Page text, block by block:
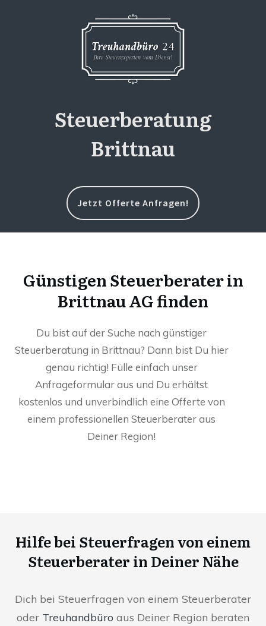
Steuerberatung
Brittnau
Jetzt Offerte Anfragen!
Günstigen Steuerberater in
Brittnau AG finden
Du bist auf der Suche nach günstiger
Steuerberatung in Brittnau? Dann bist Du hier
genau richtig! Fülle einfach unser
Anfrageformular aus und Du erhältst
kostenlos und unverbindlich eine Offerte von
einem professionellen Steuerberater aus
Deiner Region!
Hilfe bei Steuerfragen von einem
Steuerberater in Deiner Nähe
Dich bei Steuerfragen von einem Steuerberater
oder Treuhandbüro aus Deiner Region beraten